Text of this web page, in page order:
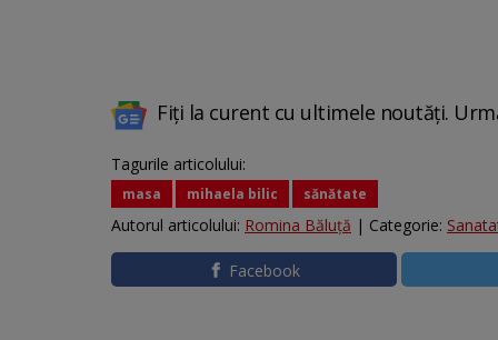
Fiți la curent cu ultimele noutăți.
Tagurile articolului:
masa mihaela bilic sănătate
Autorul articolului: Romina Băluță | Categorie:
Facebook